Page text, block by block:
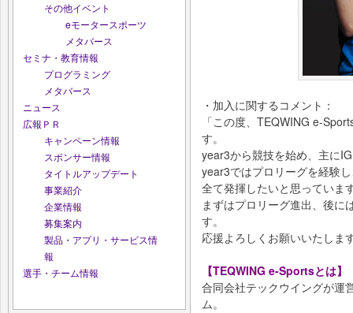
その他イベント
eモータースポーツ
メタバース
セミナ・教育情報
プログラミング
メタバース
ニュース
広報ＰＲ
キャンペーン情報
スポンサー情報
タイトルアップデート
事業紹介
企業情報
募集案内
製品・アプリ・サービス情
報
選手・チーム情報
・加入に関するコメント：
「この度、TEQWING e-
す。
year3から競技を始め、主に
year3ではプロリーグを経験
全て発揮したいと思っていま
まずはプロリーグ進出、後に
す。
応援よろしくお願いいたしま
【TEQWING e-Sportsとは】
合同会社テックウイングが運
ム。